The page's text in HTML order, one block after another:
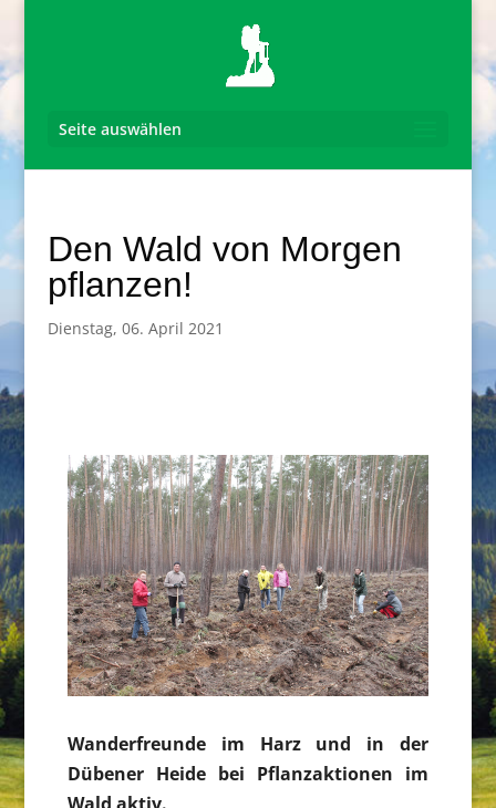
Seite auswählen
Den Wald von Morgen
pflanzen!
Dienstag, 06. April 2021
Wanderfreunde im Harz und in der
Dübener Heide bei Pflanzaktionen im